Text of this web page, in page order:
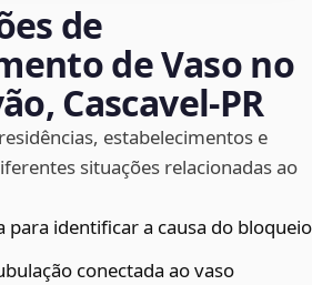
de
de Vaso no
Cascavel‑PR
estabelecimentos e
situações relacionadas ao
para identificar a causa do bloqueio
conectada ao vaso